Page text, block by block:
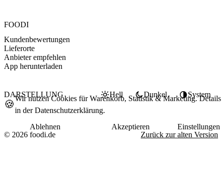
FOODI
Kundenbewertungen
Lieferorte
Anbieter empfehlen
App herunterladen
DARSTELLUNG Hell Dunkel System
© 2026 foodi.de Zurück zur alten Version
🍪Wir nutzen Cookies für Warenkorb, Statistik & Marketing. Details
in derDatenschutzerklärung.
Ablehnen
Akzeptieren Einstellungen